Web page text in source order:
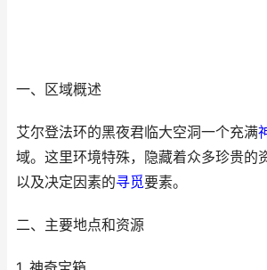
一、区域概述
艾尔登法环的黑夜君临大空洞一个充满
域。这里环境特殊，隐藏着众多珍贵的
以及决定因素的寻觅要素。
二、主要地点和资源